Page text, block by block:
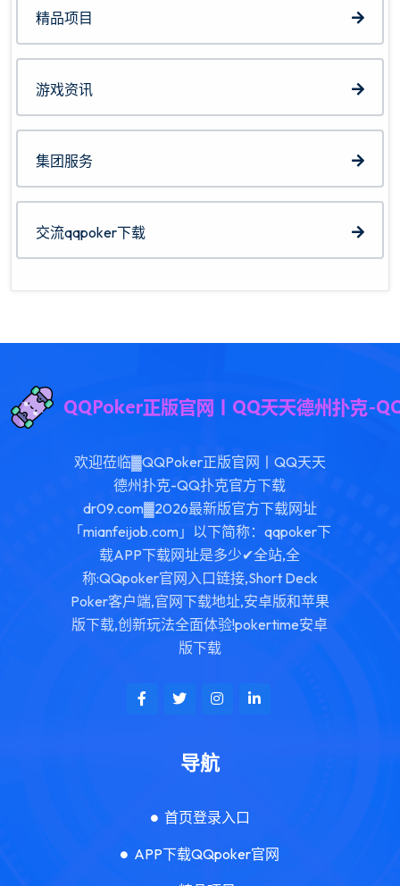
精品项目
游戏资讯
集团服务
交流qqpoker下载
欢迎莅临▓QQPoker正版官网丨QQ天天
德州扑克-QQ扑克官方下载
dr09.com▓2026最新版官方下载网址
「mianfeijob.com」以下简称：qqpoker下
载APP下载网址是多少✔全站,全
称:QQpoker官网入口链接,Short Deck
Poker客户端,官网下载地址,安卓版和苹果
版下载,创新玩法全面体验!pokertime安卓
版下载
导航
首页登录入口
APP下载QQpoker官网